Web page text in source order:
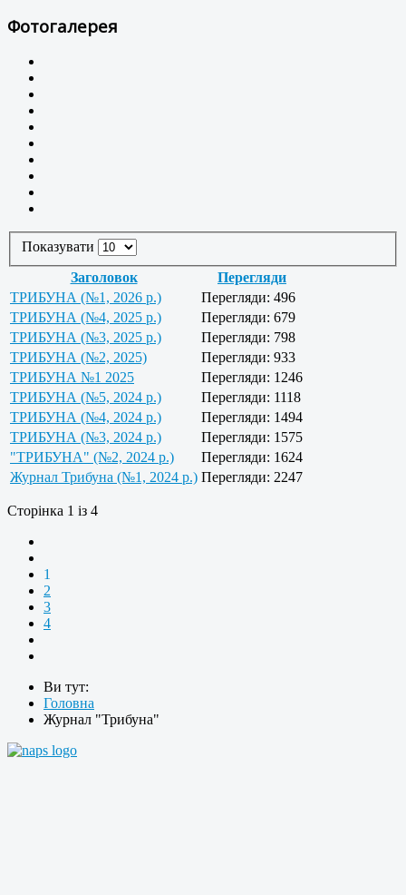
Фотогалерея
Показувати
Заголовок
Перегляди
ТРИБУНА (№1, 2026 р.)
Перегляди: 496
ТРИБУНА (№4, 2025 р.)
Перегляди: 679
ТРИБУНА (№3, 2025 р.)
Перегляди: 798
ТРИБУНА (№2, 2025)
Перегляди: 933
ТРИБУНА №1 2025
Перегляди: 1246
ТРИБУНА (№5, 2024 р.)
Перегляди: 1118
ТРИБУНА (№4, 2024 р.)
Перегляди: 1494
ТРИБУНА (№3, 2024 р.)
Перегляди: 1575
"ТРИБУНА" (№2, 2024 р.)
Перегляди: 1624
Журнал Трибуна (№1, 2024 р.) Перегляди: 2247
Сторінка 1 із 4
1
2
3
4
Ви тут:
Головна
Журнал "Трибуна"